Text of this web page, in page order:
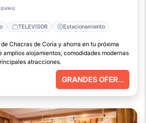
TELEVISOR Estacionamiento
Chacras de Coria y ahorra en tu próxima
amplios alojamientos, comodidades modernas
atracciones.
GRANDES OFERTAS